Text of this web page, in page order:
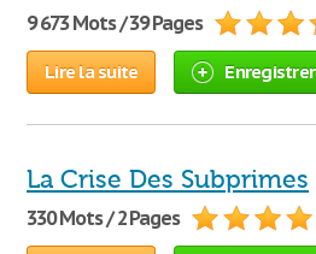
9 673 Mots / 39 Pages
Lire la suite Enregistrer
La Crise Des Subprimes
330 Mots / 2 Pages